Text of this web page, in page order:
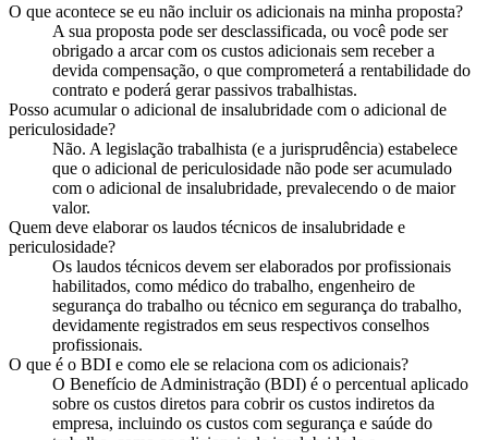
O que acontece se eu não incluir os adicionais na minha proposta?
A sua proposta pode ser desclassificada, ou você pode ser
obrigado a arcar com os custos adicionais sem receber a
devida compensação, o que comprometerá a rentabilidade do
contrato e poderá gerar passivos trabalhistas.
Posso acumular o adicional de insalubridade com o adicional de
periculosidade?
Não. A legislação trabalhista (e a jurisprudência) estabelece
que o adicional de periculosidade não pode ser acumulado
com o adicional de insalubridade, prevalecendo o de maior
valor.
Quem deve elaborar os laudos técnicos de insalubridade e
periculosidade?
Os laudos técnicos devem ser elaborados por profissionais
habilitados, como médico do trabalho, engenheiro de
segurança do trabalho ou técnico em segurança do trabalho,
devidamente registrados em seus respectivos conselhos
profissionais.
O que é o BDI e como ele se relaciona com os adicionais?
O Benefício de Administração (BDI) é o percentual aplicado
sobre os custos diretos para cobrir os custos indiretos da
empresa, incluindo os custos com segurança e saúde do